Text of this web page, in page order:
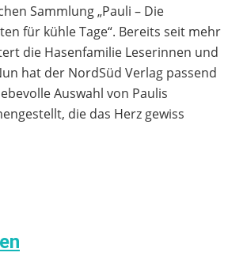
Sammlung „Pauli – Die
für kühle Tage“. Bereits seit mehr
die Hasenfamilie Leserinnen und
hat der NordSüd Verlag passend
Auswahl von Paulis
die das Herz gewiss